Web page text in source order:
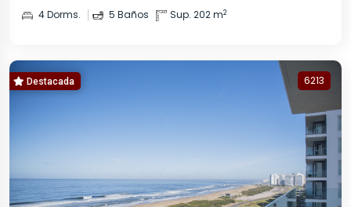
4 Dorms. 5 Baños Sup. 202 m2
Destacada 6213